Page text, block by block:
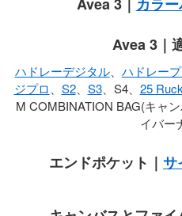
Avea 3｜
ハドレーデジタル、 ハドレー
ジプロ、 S2、 S3、S4、 25
M COMBINATION BAG(キャ
イバー
エンドポケット｜ サ